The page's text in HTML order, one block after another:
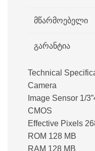
მწარმოებელი
გარანტია
Technical
Camera
Image Sensor 1/
CMOS
Effective Pixels
ROM 128 MB
RAM 128 MB